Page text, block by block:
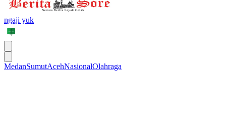
ngaji yuk
MedanSumutAcehNasionalOlahraga